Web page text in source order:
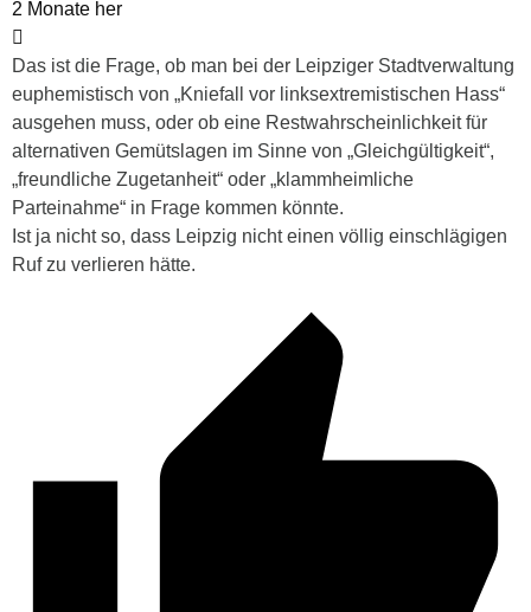
2 Monate her
Das ist die Frage, ob man bei der Leipziger Stadtverwaltung
euphemistisch von „Kniefall vor linksextremistischen Hass“
ausgehen muss, oder ob eine Restwahrscheinlichkeit für
alternativen Gemütslagen im Sinne von „Gleichgültigkeit“,
„freundliche Zugetanheit“ oder „klammheimliche
Parteinahme“ in Frage kommen könnte.
Ist ja nicht so, dass Leipzig nicht einen völlig einschlägigen
Ruf zu verlieren hätte.